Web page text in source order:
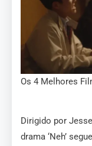
Os 4 Melhores
Dirigido por
drama ‘Neh’